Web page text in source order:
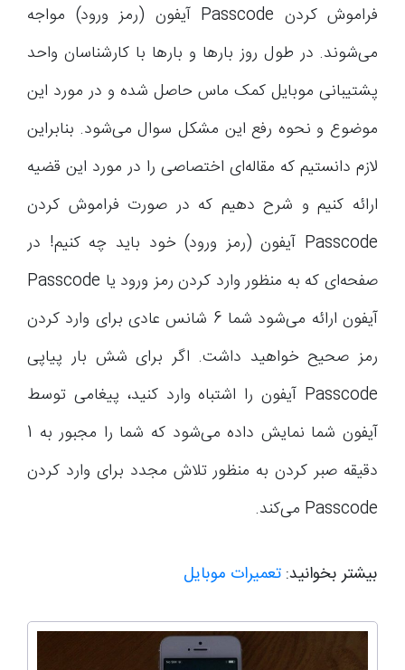
فراموش کردن Passcode آیفون (رمز ورود) مواجه
می‌شوند. در طول روز بارها و بارها با کارشناسان واحد
پشتیبانی موبایل کمک ماس حاصل شده و در مورد این
موضوع و نحوه رفع این مشکل سوال می‌شود. بنابراین
لازم دانستیم که مقاله‌ای اختصاصی را در مورد این قضیه
ارائه کنیم و شرح دهیم که در صورت فراموش کردن
Passcode آیفون (رمز ورود) خود باید چه کنیم! در
صفحه‌ای که به منظور وارد کردن رمز ورود یا Passcode
آیفون ارائه می‌شود شما 6 شانس عادی برای وارد کردن
رمز صحیح خواهید داشت. اگر برای شش بار پیاپی
Passcode آیفون را اشتباه وارد کنید، پیغامی توسط
آیفون شما نمایش داده می‌شود که شما را مجبور به 1
دقیقه صبر کردن به منظور تلاش مجدد برای وارد کردن
Passcode می‌کند.
بیشتر بخوانید: تعمیرات موبایل